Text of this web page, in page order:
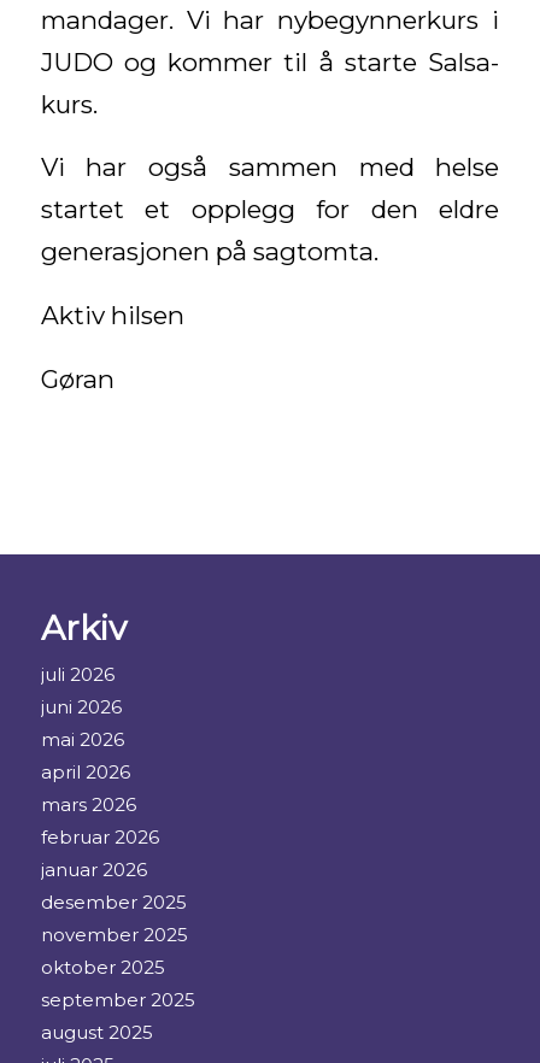
mandager. Vi har nybegynnerkurs i
JUDO og kommer til å starte Salsa-
kurs.
Vi har også sammen med helse
startet et opplegg for den eldre
generasjonen på sagtomta.
Aktiv hilsen
Gøran
Arkiv
juli 2026
juni 2026
mai 2026
april 2026
mars 2026
februar 2026
januar 2026
desember 2025
november 2025
oktober 2025
september 2025
august 2025